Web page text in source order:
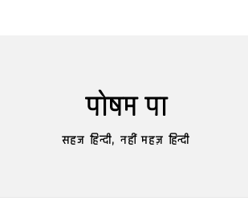
पोषम पा
सहज हिन्दी, नहीं महज़ हिन्दी